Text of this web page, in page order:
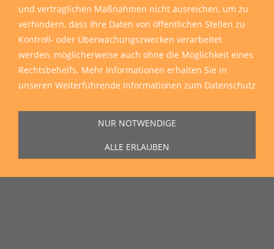
der Rufnummer0271 77 00 10 50in unserem Showroom in der Hagener
und vertraglichen Maßnahmen nicht ausreichen, um zu
verhindern, dass Ihre Daten von öffentlichen Stellen zu
Kontroll- oder Überwachungszwecken verarbeitet
werden, möglicherweise auch ohne die Möglichkeit eines
Rechtsbehelfs. Mehr Informationen erhalten Sie in
unseren Weiterführende Informationen zum Datenschutz
NUR NOTWENDIGE
ALLE ERLAUBEN